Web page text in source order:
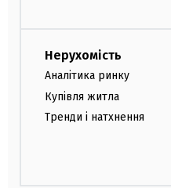
Нерухомість
Аналітика ринку
Купівля житла
Тренди і натхнення